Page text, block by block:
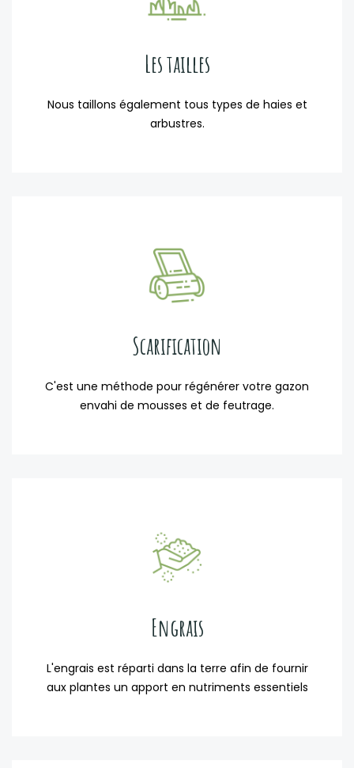
Les tailles
Nous taillons également tous types de haies et
arbustres.
Scarification
C'est une méthode pour régénérer votre gazon
envahi de mousses et de feutrage.
Engrais
L'engrais est réparti dans la terre afin de fournir
aux plantes un apport en nutriments essentiels